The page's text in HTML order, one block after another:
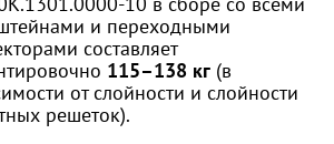
и переходными
составляет
115–138 кг (в
от слойности и слойности
решеток).